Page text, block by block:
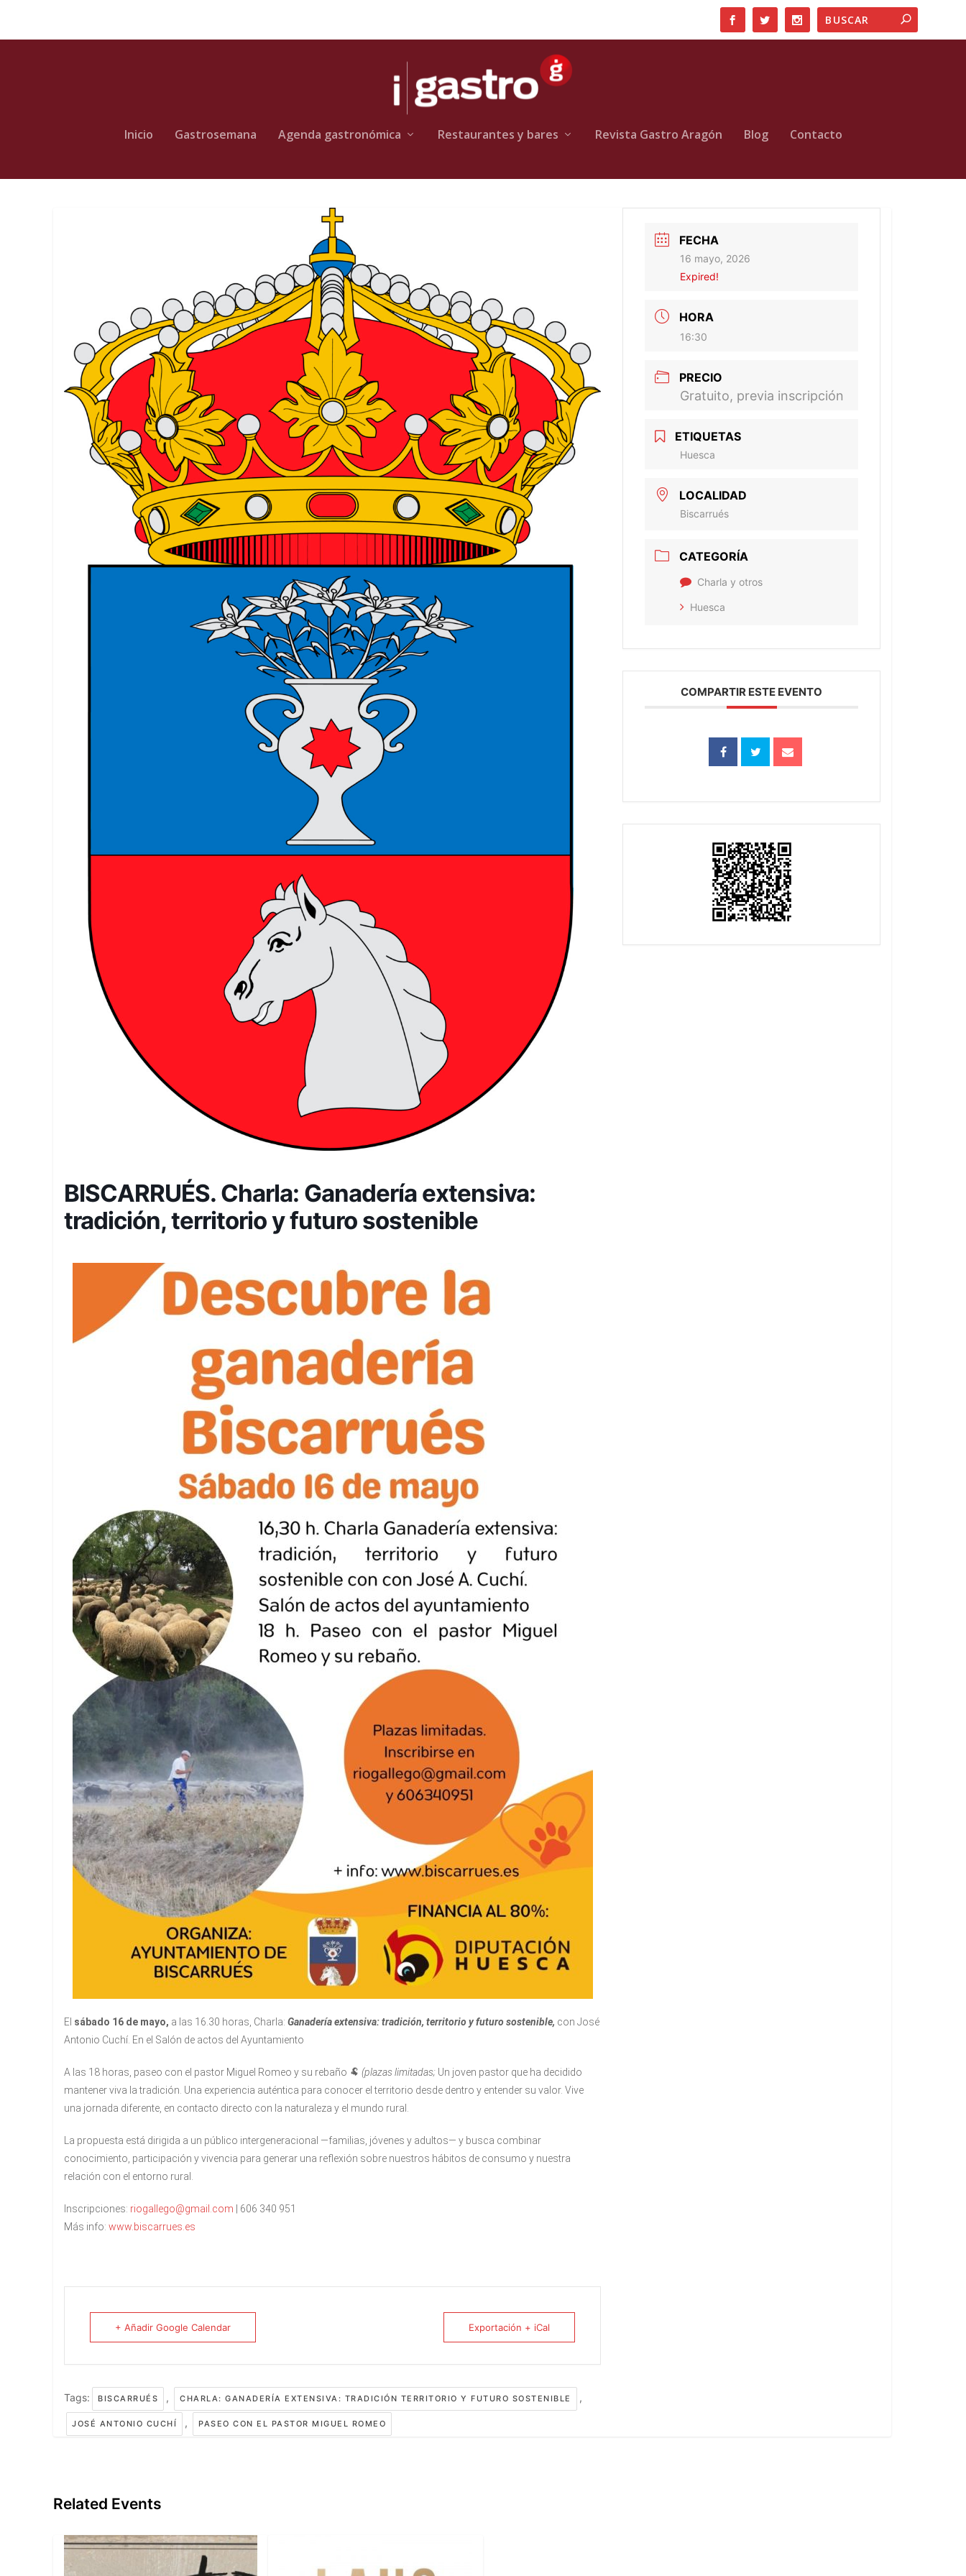
Inicio Gastrosemana Agenda gastronómica Restaurantes y bares Revista Gastro Aragón Blog Contacto
BISCARRUÉS. Charla: Ganadería extensiva:
tradición, territorio y futuro sostenible
El sábado 16 de mayo, a las 16.30 horas, Charla: Ganadería extensiva: tradición, territorio y futuro sostenible, con José
Antonio Cuchí. En el Salón de actos del Ayuntamiento
A las 18 horas, paseo con el pastor Miguel Romeo y su rebaño 🐏 (plazas limitadas; Un joven pastor que ha decidido
mantener viva la tradición. Una experiencia auténtica para conocer el territorio desde dentro y entender su valor. Vive
una jornada diferente, en contacto directo con la naturaleza y el mundo rural.
La propuesta está dirigida a un público intergeneracional —familias, jóvenes y adultos— y busca combinar
conocimiento, participación y vivencia para generar una reflexión sobre nuestros hábitos de consumo y nuestra
relación con el entorno rural.
Inscripciones: riogallego@gmail.com | 606 340 951
Más info: www.biscarrues.es
+ Añadir Google Calendar Exportación + iCal
Tags: BISCARRUÉS , CHARLA: GANADERÍA EXTENSIVA: TRADICIÓN TERRITORIO Y FUTURO SOSTENIBLE ,
JOSÉ ANTONIO CUCHÍ , PASEO CON EL PASTOR MIGUEL ROMEO
FECHA
16 mayo, 2026
Expired!
HORA
16:30
PRECIO
Gratuito, previa inscripción
ETIQUETAS
Huesca
LOCALIDAD
Biscarrués
CATEGORÍA
Charla y otros
Huesca
COMPARTIR ESTE EVENTO
Related Events